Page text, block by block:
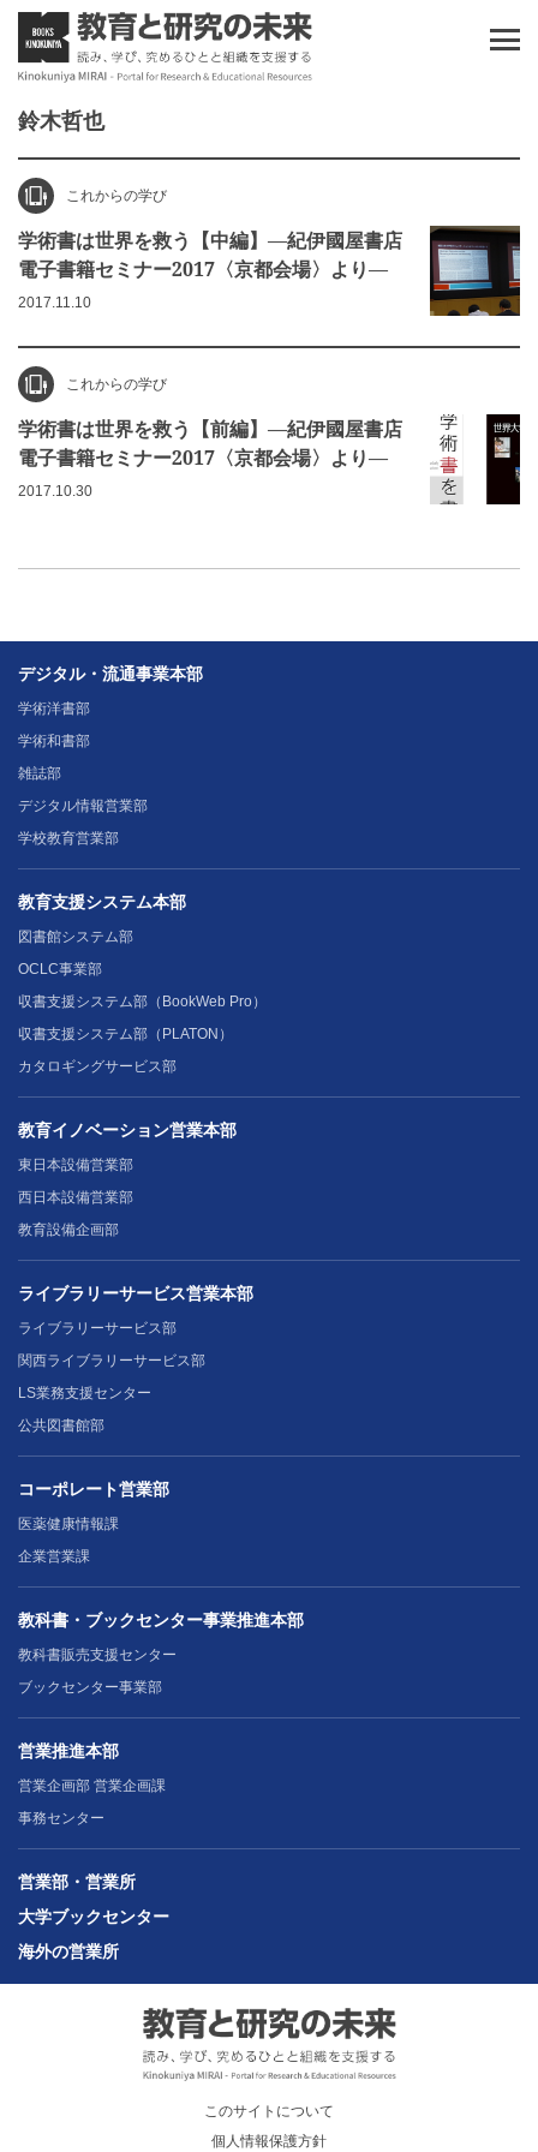
鈴木哲也
これからの学び
学術書は世界を救う【中編】―紀伊國屋書店
電子書籍セミナー2017〈京都会場〉より―
2017.11.10
これからの学び
学術書は世界を救う【前編】―紀伊國屋書店
電子書籍セミナー2017〈京都会場〉より―
2017.10.30
デジタル・流通事業本部
学術洋書部
学術和書部
雑誌部
デジタル情報営業部
学校教育営業部
教育支援システム本部
図書館システム部
OCLC事業部
収書支援システム部（BookWeb Pro）
収書支援システム部（PLATON）
カタロギングサービス部
教育イノベーション営業本部
東日本設備営業部
西日本設備営業部
教育設備企画部
ライブラリーサービス営業本部
ライブラリーサービス部
関西ライブラリーサービス部
LS業務支援センター
公共図書館部
コーポレート営業部
医薬健康情報課
企業営業課
教科書・ブックセンター事業推進本部
教科書販売支援センター
ブックセンター事業部
営業推進本部
営業企画部 営業企画課
事務センター
営業部・営業所
大学ブックセンター
海外の営業所
このサイトについて
個人情報保護方針